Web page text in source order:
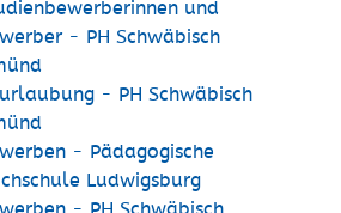
und
- PH Schwäbisch
- PH Schwäbisch
- Pädagogische
Ludwigsburg